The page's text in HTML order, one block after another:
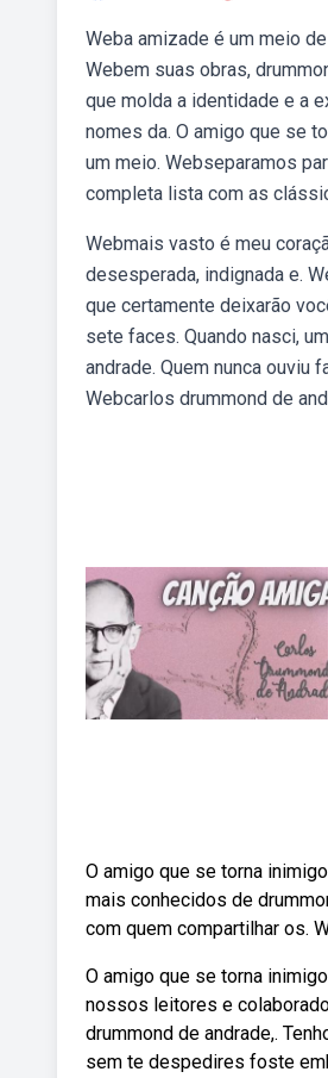
Weba amizade é um meio
Webem suas obras,
que molda a identidade e a
nomes da. O amigo que se
um meio. Webseparamos
completa lista com as
Webmais vasto é meu
desesperada, indignada e.
que certamente deixarão
sete faces. Quando nasci,
andrade. Quem nunca ouviu
Webcarlos drummond de
O amigo que se torna
mais conhecidos de
com quem compartilhar os.
O amigo que se torna
nossos leitores e
drummond de andrade,.
sem te despedires foste